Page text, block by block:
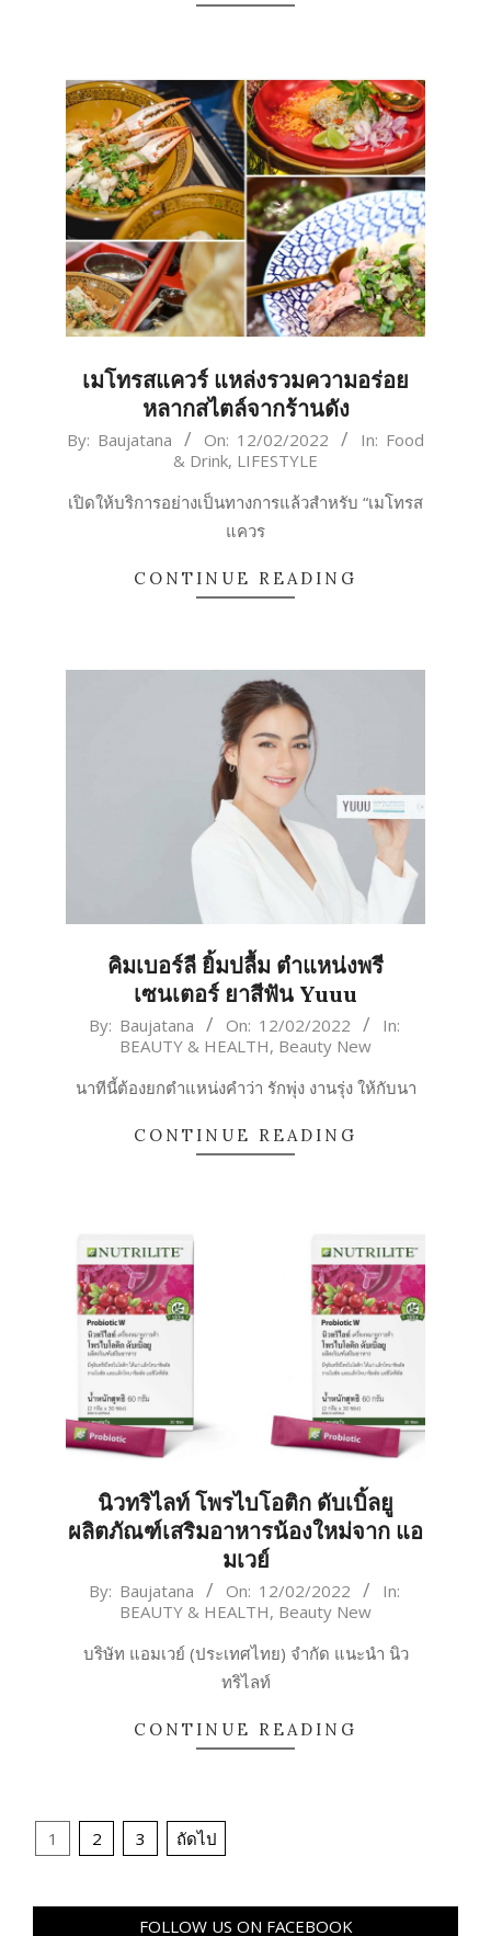
เมโทรสแควร์ แหล่งรวมความอร่อย
หลากสไตล์จากร้านดัง
2022-
12
By: Baujatana On: 12/02/2022 In: Food
& Drink, LIFESTYLE
เปิดให้บริการอย่างเป็นทางการแล้วสำหรับ “เมโทรส
แควร
CONTINUE READING
คิมเบอร์ลี ยิ้มปลื้ม ตำแหน่งพรี
เซนเตอร์ ยาสีฟัน Yuuu
2022-
By: Baujatana On: 12/02/2022
In:
BEAUTY & HEALTH, Beauty New
นาทีนี้ต้องยกตำแหน่งคำว่า รักพุ่ง งานรุ่ง ให้กับนา
CONTINUE READING
นิวทริไลท์ โพรไบโอติก ดับเบิ้ลยู
ผลิตภัณฑ์เสริมอาหารน้องใหม่จาก แอ
มเวย์
2022-
By: Baujatana On: 12/02/2022
In:
BEAUTY & HEALTH, Beauty New
บริษัท แอมเวย์ (ประเทศไทย) จำกัด แนะนำ นิว
ทริไลท์
CONTINUE READING
Posts
1 2 3 ถัดไป
FOLLOW US ON FACEBOOK